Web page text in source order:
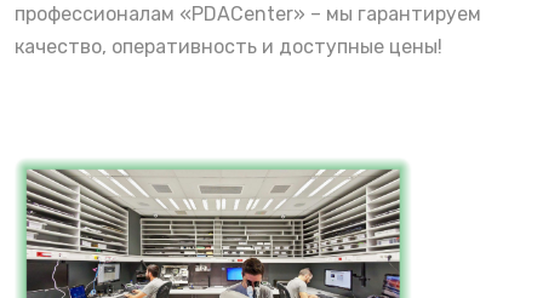
профессионалам «PDACenter» – мы гарантируем
качество, оперативность и доступные цены!